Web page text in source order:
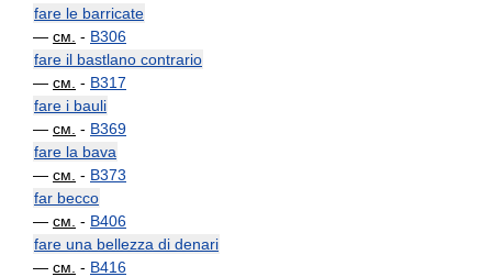
fare le barricate
— см. - B306
fare il bastlano contrario
— см. - B317
fare i bauli
— см. - B369
fare la bava
— см. - B373
far becco
— см. - B406
fare una bellezza di denari
— см. - B416